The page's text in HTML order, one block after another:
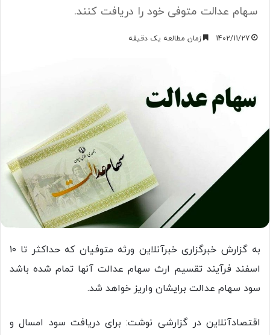
سهام عدالت متوفی خود را دریافت کنند.
1402/11/27 زمان مطالعه یک دقیقه
به گزارش خبرگزاری خبرآنلاین ورثه متوفیان که حداکثر تا ۱۰
اسفند فرآیند تقسیم ارث سهام عدالت آنها تمام شده باشد
سود سهام عدالت برایشان واریز خواهد شد.
اقتصادآنلاین در گزارشی نوشت: برای دریافت سود امسال و